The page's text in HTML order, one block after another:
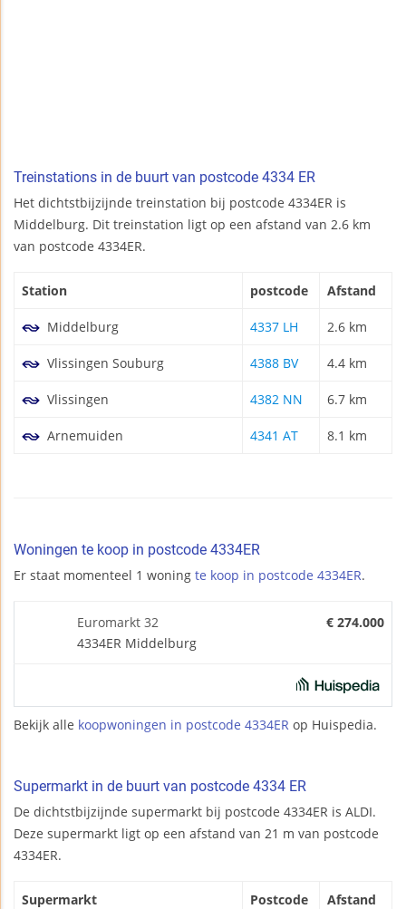
Treinstations in de buurt van postcode 4334 ER
Het dichtstbijzijnde treinstation bij postcode 4334ER is
Middelburg. Dit treinstation ligt op een afstand van 2.6 km
van postcode 4334ER.
Station postcode Afstand
Middelburg 4337 LH 2.6 km
Vlissingen Souburg 4388 BV 4.4 km
Vlissingen 4382 NN 6.7 km
Arnemuiden 4341 AT 8.1 km
Woningen te koop in postcode 4334ER
Er staat momenteel 1 woning te koop in postcode 4334ER.
Euromarkt 32
4334ER Middelburg
€ 274.000
Bekijk alle koopwoningen in postcode 4334ER op Huispedia.
Supermarkt in de buurt van postcode 4334 ER
De dichtstbijzijnde supermarkt bij postcode 4334ER is ALDI.
Deze supermarkt ligt op een afstand van 21 m van postcode
4334ER.
Supermarkt Postcode Afstand